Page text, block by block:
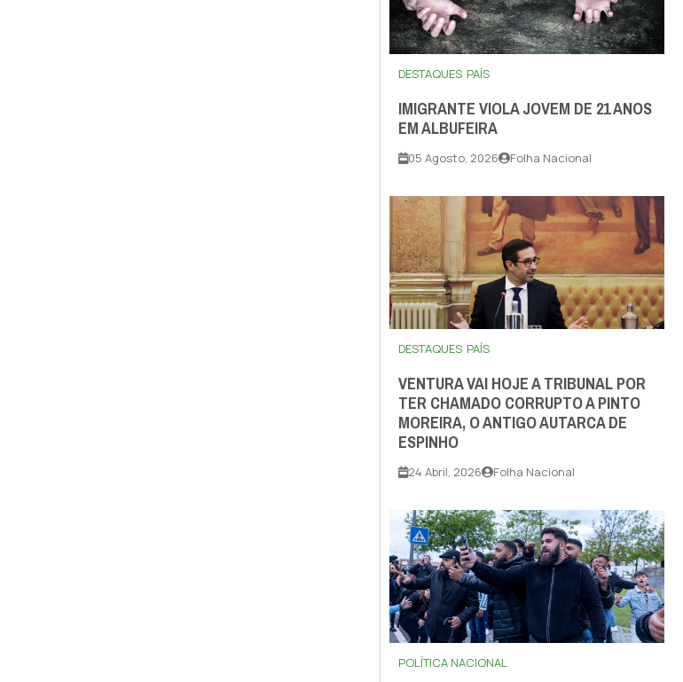
DESTAQUES PAÍS
IMIGRANTE VIOLA JOVEM DE 21 ANOS
EM ALBUFEIRA
05 Agosto, 2026 Folha Nacional
DESTAQUES PAÍS
VENTURA VAI HOJE A TRIBUNAL POR
TER CHAMADO CORRUPTO A PINTO
MOREIRA, O ANTIGO AUTARCA DE
ESPINHO
24 Abril, 2026 Folha Nacional
POLÍTICA NACIONAL